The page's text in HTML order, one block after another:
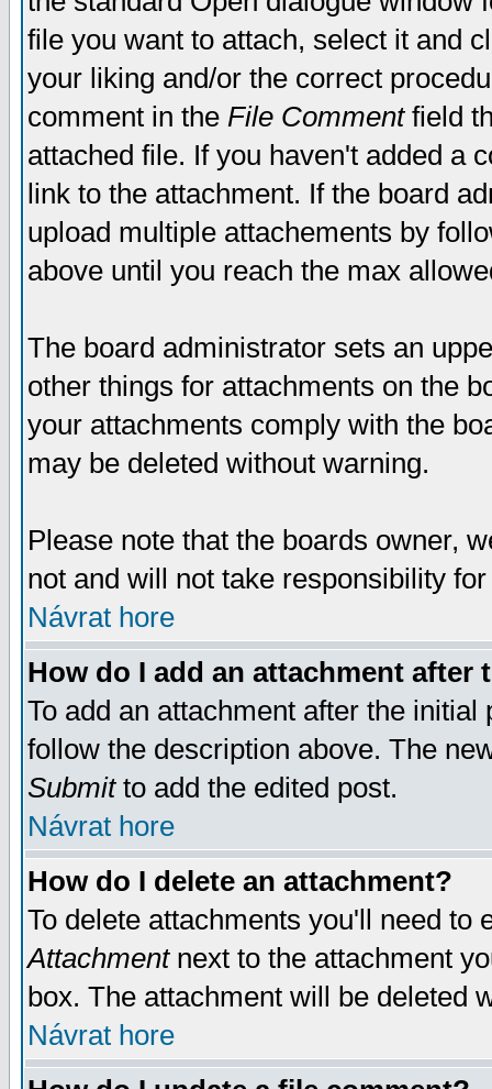
file you want to attach, select it and
your liking and/or the correct
comment in the File Commentfield
attached file. If you haven't added a
link to the attachment. If the board
upload multiple attachements by
above until you reach the max
The board administrator sets an
other things for attachments on the
your attachments comply with the
may be deleted without warning.
Please note that the boards owner,
not and will not take responsibility
Návrat hore
How do I add an attachment after
To add an attachment after the
follow the description above. The
Submitto add the edited post.
Návrat hore
How do I delete an attachment?
To delete attachments you'll need
Attachmentnext to the attachment
box. The attachment will be deleted
Návrat hore